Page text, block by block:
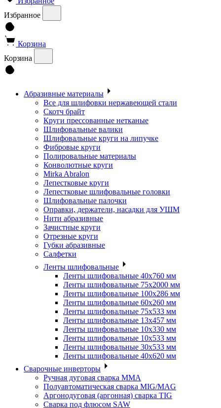
Избранное
Корзина
Корзина
Абразивные материалы
Все для шлифовки нержавеющей стали
Скотч брайт
Круги прессованные нетканые
Шлифовальные валики
Шлифовальные круги на липучке
Фибровые круги
Полировальные материалы
Конволютные круги
Mirka Abralon
Лепестковые круги
Лепестковые шлифовальные головки
Шлифовальные палочки
Оправки, держатели, насадки для УШМ
Нити абразивные
Зачистные круги
Отрезные круги
Губки абразивные
Салфетки
Ленты шлифовальные
Ленты шлифовальные 40х760 мм
Ленты шлифовальные 75х2000 мм
Ленты шлифовальные 100х286 мм
Ленты шлифовальные 60х260 мм
Ленты шлифовальные 75х533 мм
Ленты шлифовальные 13х457 мм
Ленты шлифовальные 10х330 мм
Ленты шлифовальные 10х533 мм
Ленты шлифовальные 30х533 мм
Ленты шлифовальные 40х620 мм
Сварочные инверторы
Ручная дуговая сварка MMA
Полуавтоматическая сварка MIG/MAG
Аргонодуговая (аргонная) сварка TIG
Сварка под флюсом SAW